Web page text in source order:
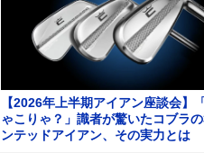
【2026年上半期アイアン座談会】
ゃこりゃ？」識者が驚いたコブラ
ンテッドアイアン、その実力とは